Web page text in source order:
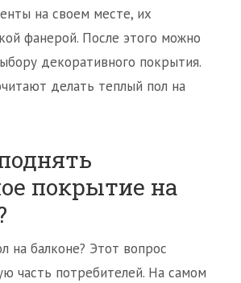
на своем месте, их
фанерой. После этого можно
декоративного покрытия.
делать теплый пол на
покрытие на
на балконе? Этот вопрос
часть потребителей. На самом